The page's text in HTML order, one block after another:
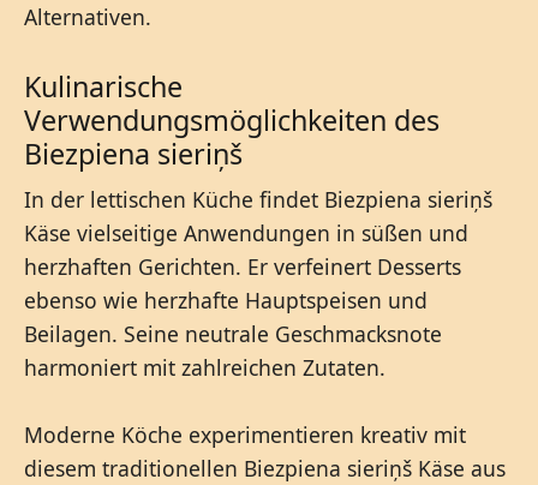
Alternativen.
Kulinarische
Verwendungsmöglichkeiten des
Biezpiena sieriņš
In der lettischen Küche findet Biezpiena sieriņš
Käse vielseitige Anwendungen in süßen und
herzhaften Gerichten. Er verfeinert Desserts
ebenso wie herzhafte Hauptspeisen und
Beilagen. Seine neutrale Geschmacksnote
harmoniert mit zahlreichen Zutaten.
Moderne Köche experimentieren kreativ mit
diesem traditionellen Biezpiena sieriņš Käse aus